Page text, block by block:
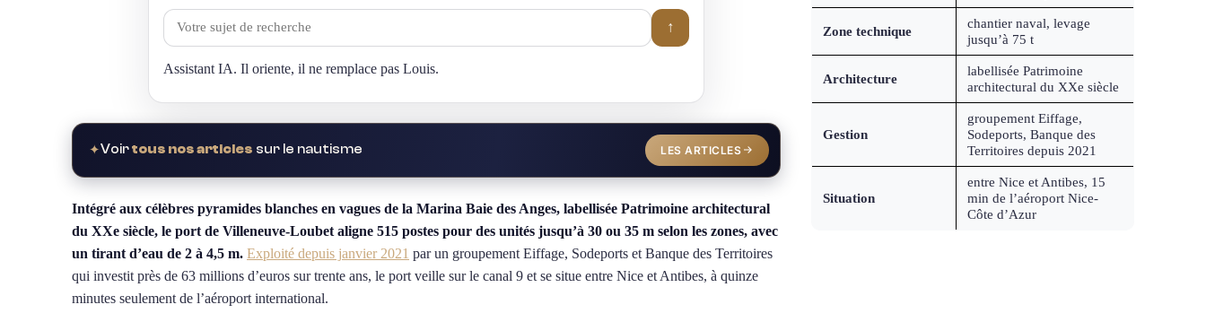
Zone technique
chantier naval, levage
jusqu’à 75 t
Architecture
labellisée Patrimoine
architectural du XXe siècle
Gestion
groupement Eiffage,
Sodeports, Banque des
Territoires depuis 2021
Situation
entre Nice et Antibes, 15
min de l’aéroport Nice-
Côte d’Azur
↑
Assistant IA. Il oriente, il ne remplace pas Louis.
✦Voirtous nos articles sur le nautisme LES ARTICLES
Intégré aux célèbres pyramides blanches en vagues de la Marina Baie des Anges, labellisée Patrimoine architectural
du XXe siècle, le port de Villeneuve-Loubet aligne 515 postes pour des unités jusqu’à 30 ou 35 m selon les zones, avec
un tirant d’eau de 2 à 4,5 m. Exploité depuis janvier 2021 par un groupement Eiffage, Sodeports et Banque des Territoires
qui investit près de 63 millions d’euros sur trente ans, le port veille sur le canal 9 et se situe entre Nice et Antibes, à quinze
minutes seulement de l’aéroport international.